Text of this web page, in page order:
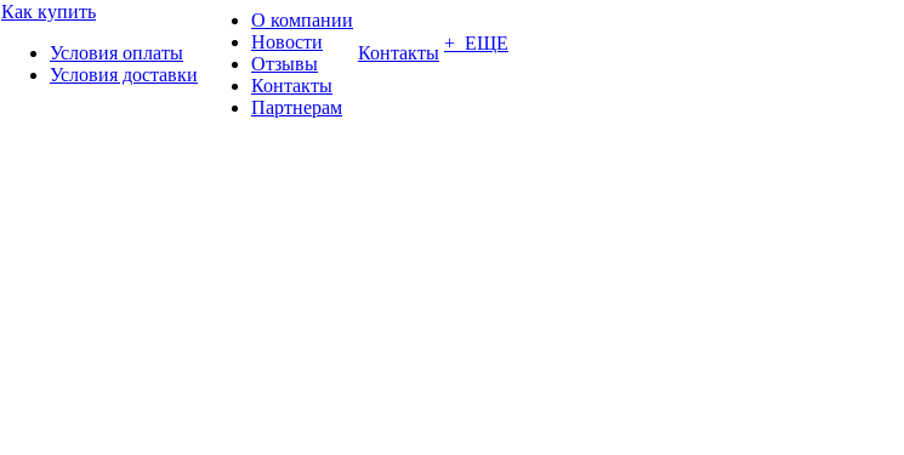
Как купить
Условия оплаты
Условия доставки
О компании
Новости
Отзывы
Контакты
Партнерам
Контакты + ЕЩЕ